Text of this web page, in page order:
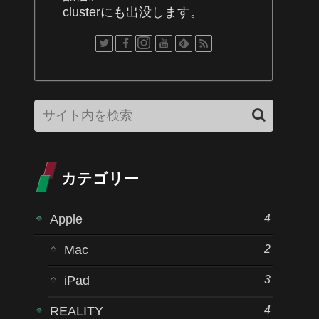
clusterにも出没します。
カテゴリー
Apple 4
Mac 2
iPad 3
REALITY 4